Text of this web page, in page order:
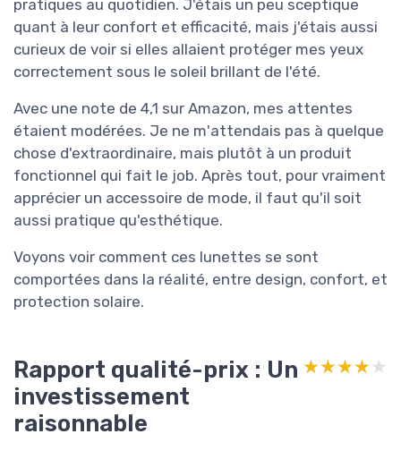
pratiques au quotidien. J'étais un peu sceptique
quant à leur confort et efficacité, mais j'étais aussi
curieux de voir si elles allaient protéger mes yeux
correctement sous le soleil brillant de l'été.
Avec une note de 4,1 sur Amazon, mes attentes
étaient modérées. Je ne m'attendais pas à quelque
chose d'extraordinaire, mais plutôt à un produit
fonctionnel qui fait le job. Après tout, pour vraiment
apprécier un accessoire de mode, il faut qu'il soit
aussi pratique qu'esthétique.
Voyons voir comment ces lunettes se sont
comportées dans la réalité, entre design, confort, et
protection solaire.
Rapport qualité-prix : Un
investissement
raisonnable
★★★★★
★★★★★